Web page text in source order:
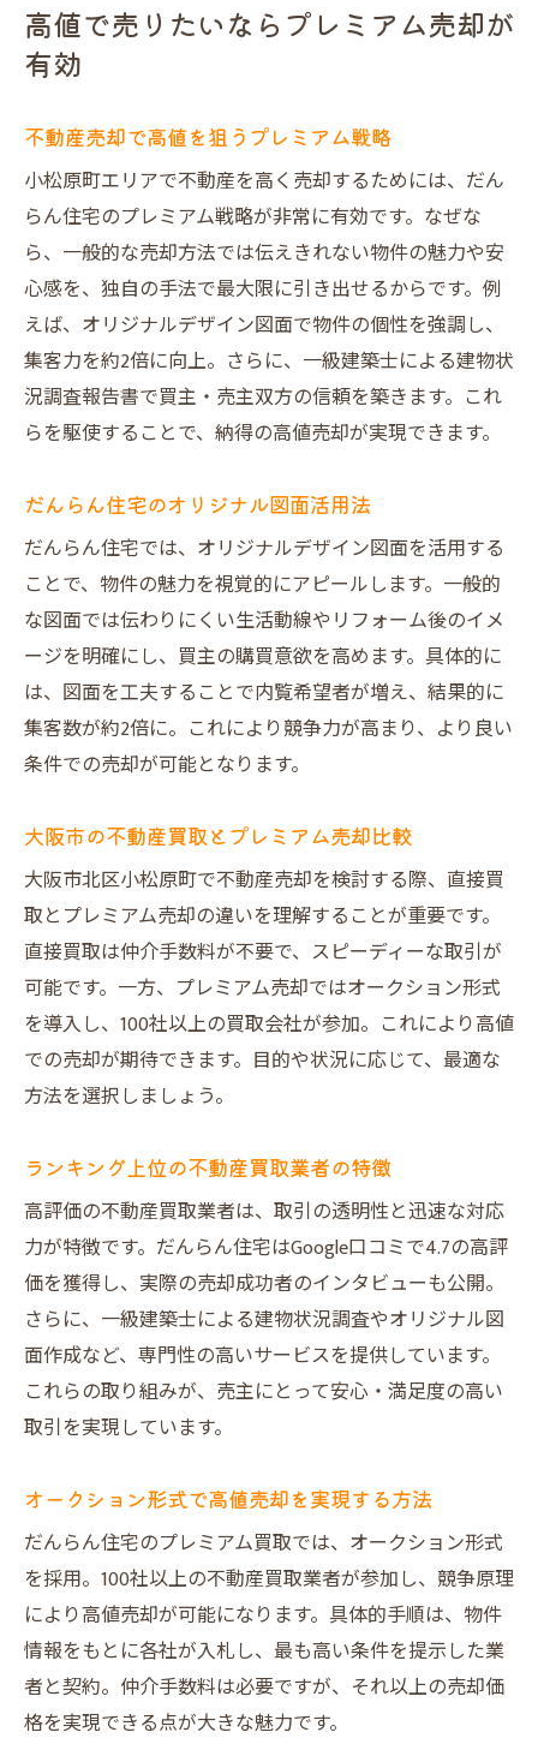
高値で売りたいならプレミアム売却が
有効
不動産売却で高値を狙うプレミアム戦略
小松原町エリアで不動産を高く売却するためには、だん
らん住宅のプレミアム戦略が非常に有効です。なぜな
ら、一般的な売却方法では伝えきれない物件の魅力や安
心感を、独自の手法で最大限に引き出せるからです。例
えば、オリジナルデザイン図面で物件の個性を強調し、
集客力を約2倍に向上。さらに、一級建築士による建物状
況調査報告書で買主・売主双方の信頼を築きます。これ
らを駆使することで、納得の高値売却が実現できます。
だんらん住宅のオリジナル図面活用法
だんらん住宅では、オリジナルデザイン図面を活用する
ことで、物件の魅力を視覚的にアピールします。一般的
な図面では伝わりにくい生活動線やリフォーム後のイメ
ージを明確にし、買主の購買意欲を高めます。具体的に
は、図面を工夫することで内覧希望者が増え、結果的に
集客数が約2倍に。これにより競争力が高まり、より良い
条件での売却が可能となります。
大阪市の不動産買取とプレミアム売却比較
大阪市北区小松原町で不動産売却を検討する際、直接買
取とプレミアム売却の違いを理解することが重要です。
直接買取は仲介手数料が不要で、スピーディーな取引が
可能です。一方、プレミアム売却ではオークション形式
を導入し、100社以上の買取会社が参加。これにより高値
での売却が期待できます。目的や状況に応じて、最適な
方法を選択しましょう。
ランキング上位の不動産買取業者の特徴
高評価の不動産買取業者は、取引の透明性と迅速な対応
力が特徴です。だんらん住宅はGoogle口コミで4.7の高評
価を獲得し、実際の売却成功者のインタビューも公開。
さらに、一級建築士による建物状況調査やオリジナル図
面作成など、専門性の高いサービスを提供しています。
これらの取り組みが、売主にとって安心・満足度の高い
取引を実現しています。
オークション形式で高値売却を実現する方法
だんらん住宅のプレミアム買取では、オークション形式
を採用。100社以上の不動産買取業者が参加し、競争原理
により高値売却が可能になります。具体的手順は、物件
情報をもとに各社が入札し、最も高い条件を提示した業
者と契約。仲介手数料は必要ですが、それ以上の売却価
格を実現できる点が大きな魅力です。